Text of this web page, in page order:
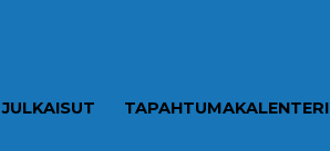
JULKAISUT TAPAHTUMAKALENTERI